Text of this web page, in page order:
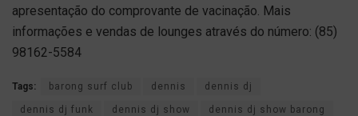
apresentação do comprovante de vacinação. Mais
informações e vendas de lounges através do número: (85)
98162-5584
Tags: barong surf club dennis dennis dj
dennis dj funk dennis dj show dennis dj show barong